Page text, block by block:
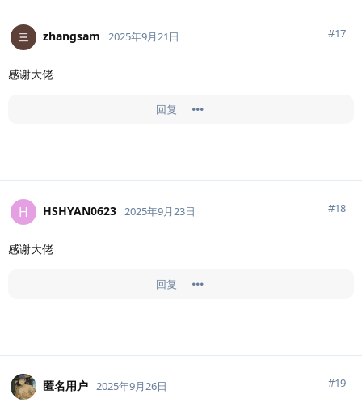
zhangsam 2025年9月21日 #17
感谢大佬
回复
H HSHYAN0623 2025年9月23日 #18
感谢大佬
回复
匿名用户 2025年9月26日 #19